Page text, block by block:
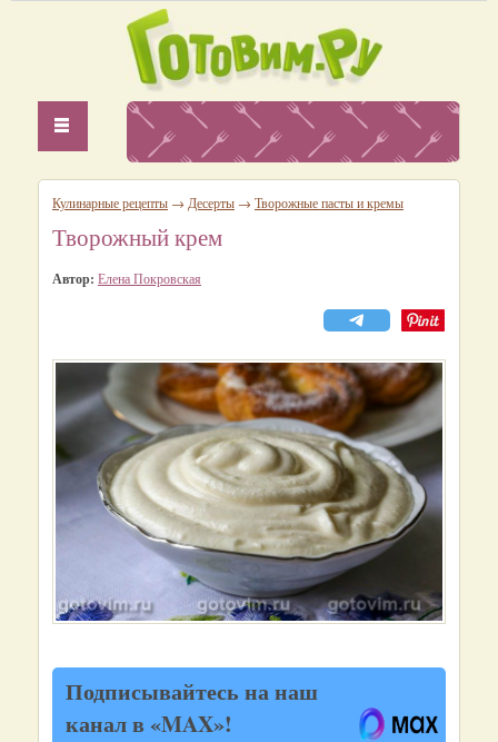
Кулинарные рецепты → Десерты → Творожные пасты и кремы
Творожный крем
Автор: Елена Покровская
Подписывайтесь на наш
канал в «MAX»!